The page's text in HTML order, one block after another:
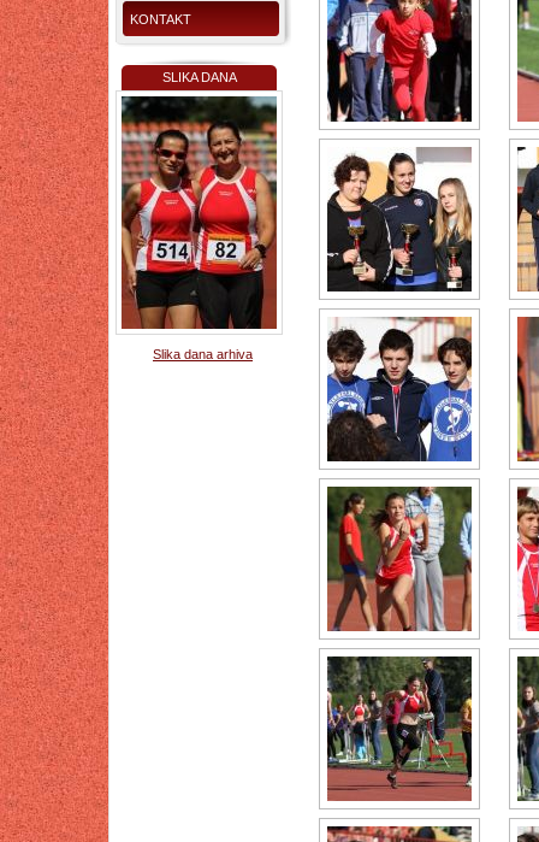
KONTAKT
SLIKA DANA
Slika dana arhiva